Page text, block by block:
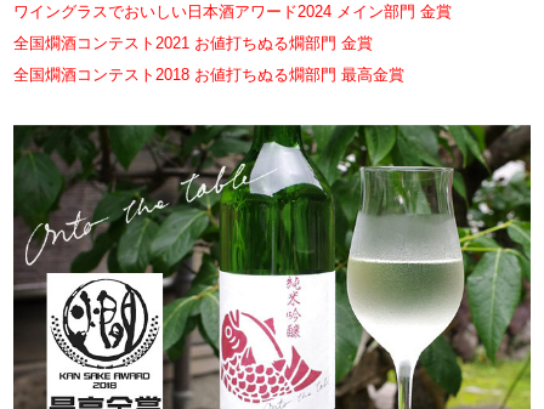
ワイングラスでおいしい日本酒アワード2024 メイン部門 金賞
全国燗酒コンテスト2021 お値打ちぬる燗部門 金賞
全国燗酒コンテスト2018 お値打ちぬる燗部門 最高金賞